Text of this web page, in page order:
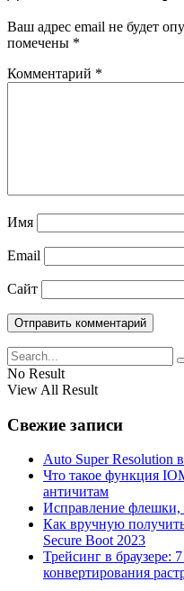
Ваш адрес email не будет
помечены *
Комментарий *
Имя
Email
Сайт
No Result
View All Result
Свежие записи
Auto Super Resolution
Что такое функция
античитам
Исправление флешки,
Как вручную
Secure Boot 2023
Трейсинг в браузере:
конвертирования